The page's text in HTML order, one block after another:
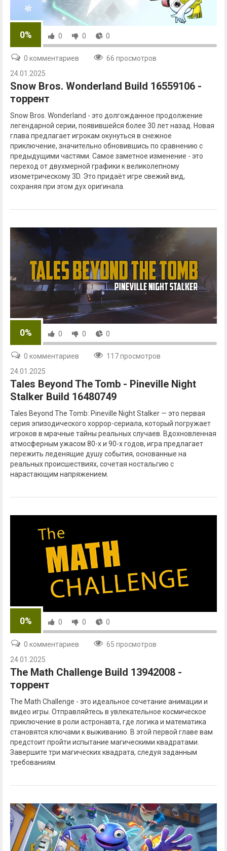
0% 0 0 0
0 комментариев
66 просмотров
24.01.2025
Snow Bros. Wonderland Build 16559106 -
торрент
Snow Bros. Wonderland - это долгожданное продолжение
легендарной серии, появившейся более 30 лет назад. Новая
глава предлагает игрокам окунуться в снежное
приключение, значительно обновившись по сравнению с
предыдущими частями. Самое заметное изменение - это
переход от двухмерной графики к великолепному
изометрическому 3D. Это придаёт игре свежий вид,
сохраняя при этом дух оригинала.
0% 0 0 0
0 комментариев
117 просмотров
24.01.2025
Tales Beyond The Tomb - Pineville Night
Stalker Build 16480749
Tales Beyond The Tomb: Pineville Night Stalker — это первая
серия эпизодического хоррор-сериала, который погружает
игроков в мрачные тайны реальных случаев. Вдохновленная
атмосферным ужасом 80-х и 90-х годов, игра предлагает
пережить леденящие душу события, основанные на
реальных происшествиях, сочетая ностальгию с
нарастающим напряжением.
0% 0 0 0
0 комментариев
65 просмотров
24.01.2025
The Math Challenge Build 13942008 -
торрент
The Math Challenge - это идеальное сочетание анимации и
видео игры. Отправляйтесь в увлекательное космическое
приключение в роли астронавта, где логика и математика
становятся ключами к выживанию. В этой первой главе вам
предстоит пройти испытание магическими квадратами.
Завершите три магических квадрата, следуя заданным
требованиям.